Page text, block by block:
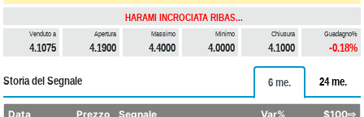
HARAMI INCROCIATA RIBAS...
Venduto a
4.1075
Apertura
4.1900
Massimo
4.4000
Minimo
4.0000
Chiusura
4.1000
Guadagno%
-0.18%
Storia del Segnale 6 me. 24 me.
Data Prezzo Segnale Var% $100⇨